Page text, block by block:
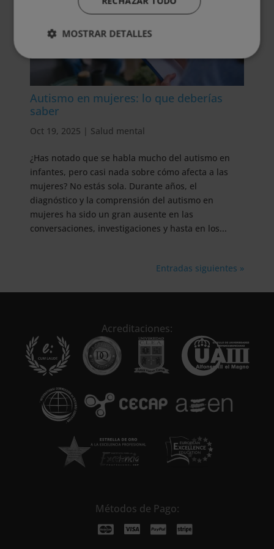
Autismo en mujeres: lo que deberías
saber
Oct 19, 2025 | Salud mental
¿Has notado que se habla mucho del autismo en
infantes, pero casi nada sobre cómo afecta a las
mujeres? No estás sola. Durante años, el
diagnóstico y la comprensión del autismo en
mujeres ha sido un gran ausente en las
conversaciones, investigaciones y hasta en los...
Entradas siguientes »
Acreditaciones:
Métodos de Pago:
MOSTRAR DETALLES